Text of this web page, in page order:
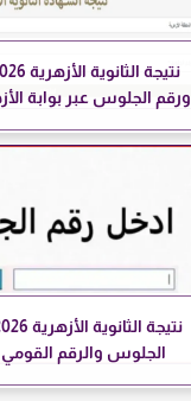
ورقم الجلوس عبر بوابة
الجلوس والرقم